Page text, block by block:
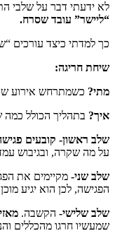
לא ידעתי דבר על שלבי
“ליישר” עובד שסרח.
כך למדתי כיצד עורכים
שיחת חריגה:
מתי? כשמתרחש אירוע
איך? בתהליך הכולל כמה
שלב ראשון- קובעים
על מה שקרה, ובגיבוש
שלב שני- מקיימים את
הפגישה, לכן הוא יגיע
שלב שלישי- הקשבה.
שמעשיו חרגו מהכללים